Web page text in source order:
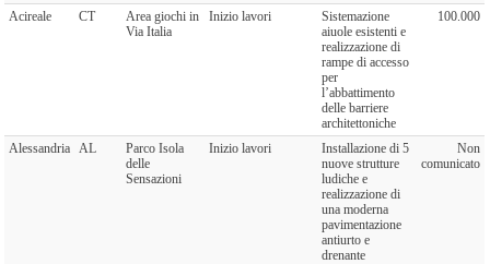
Acireale CT
Area giochi in
Via Italia
Inizio lavori
Sistemazione
aiuole esistenti e
realizzazione di
rampe di accesso
per
l’abbattimento
delle barriere
architettoniche
100.000
Alessandria AL
Parco Isola
delle
Sensazioni
Inizio lavori
Installazione di 5
nuove strutture
ludiche e
realizzazione di
una moderna
pavimentazione
antiurto e
drenante
Non
comunicato